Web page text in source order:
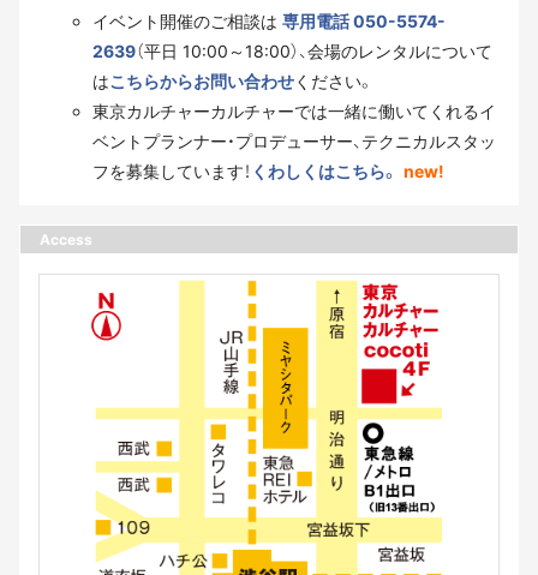
イベント開催のご相談は 専用電話 050-5574-
2639（平日 10:00～18:00）、会場のレンタルについて
はこちらからお問い合わせください。
東京カルチャーカルチャーでは一緒に働いてくれるイ
ベントプランナー・プロデューサー、テクニカルスタッ
フを募集しています！ くわしくはこちら。 new!
Access